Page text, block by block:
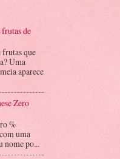
frutas de
frutas que
Uma
aparece
Zero
%
uma
nome po...